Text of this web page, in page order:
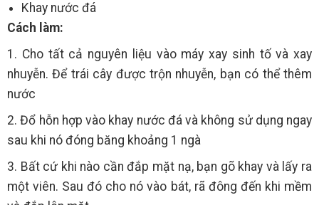
Khay nước đá
Cách làm:
1. Cho tất cả nguyên liệu vào máy xay sinh tố và xay
nhuyễn. Để trái cây được trộn nhuyễn, bạn có thể thêm
nước
2. Đổ hỗn hợp vào khay nước đá và không sử dụng ngay
sau khi nó đóng băng khoảng 1 ngà
3. Bất cứ khi nào cần đắp mặt nạ, bạn gõ khay và lấy ra
một viên. Sau đó cho nó vào bát, rã đông đến khi mềm